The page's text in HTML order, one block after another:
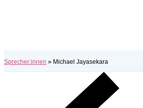
Sprecher:innen » Michael Jayasekara